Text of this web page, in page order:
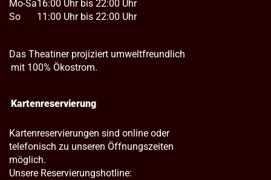
Mo-Sa
So
16:00 Uhr bis 22:00 Uhr
11:00 Uhr bis 22:00 Uhr
Das Theatiner projiziert umweltfreundlich
mit 100% Ökostrom.
Kartenreservierung
Kartenreservierungen sind online oder
telefonisch zu unseren Öffnungszeiten
möglich.
Unsere Reservierungshotline: